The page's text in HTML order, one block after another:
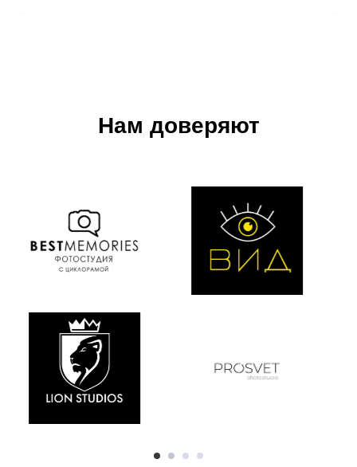
оплату сервисов
партнеров при
оплате любого
тарифа